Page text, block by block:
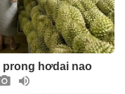
prong hơdai nao